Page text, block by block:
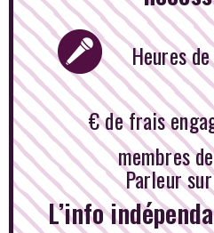
Heures
€ de frais
membres
Parleur
L’info